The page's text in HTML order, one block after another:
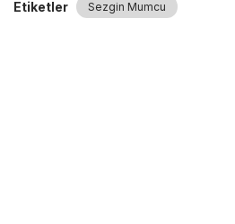
Etiketler Sezgin Mumcu